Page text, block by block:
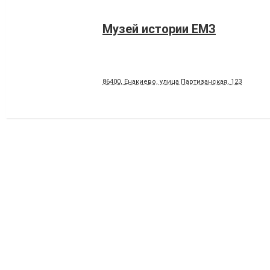
Музей истории ЕМЗ
86400, Енакиево, улица Партизанская, 123